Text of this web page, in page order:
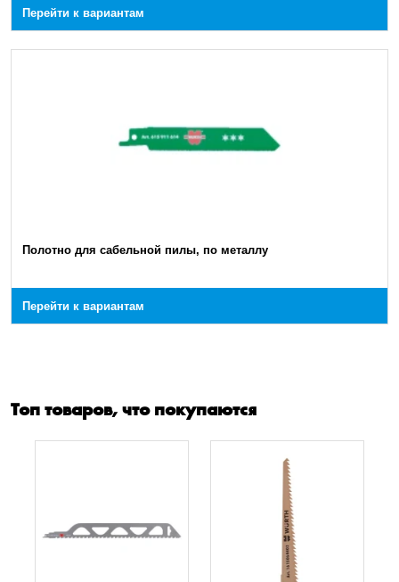
Перейти к вариантам
Полотно для сабельной пилы, по металлу
Перейти к вариантам
Топ товаров, что покупаются